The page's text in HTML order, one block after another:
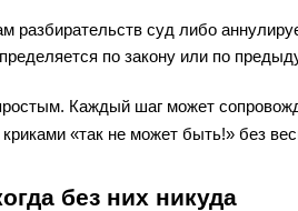
разбирательств суд либо
по закону или по
Каждый шаг может
«так не может быть!» без
без них никуда